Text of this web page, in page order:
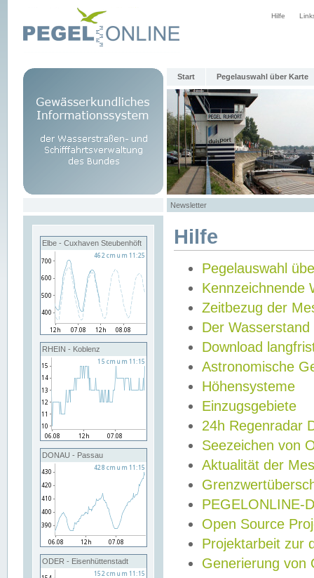
Hilfe
Start Pegelauswahl über Karte
Newsletter
Elbe - Cuxhaven Steubenhöft
RHEIN - Koblenz
DONAU - Passau
ODER - Eisenhüttenstadt
Hilfe
Pegelauswahl
Kennzeichnende
Zeitbezug der
Der Wasserstand
Download
Astronomische
Höhensysteme
Einzugsgebiete
24h Regenradar
Seezeichen von
Aktualität der
PEGELONLINE-
Open Source
Projektarbeit zur
Generierung von